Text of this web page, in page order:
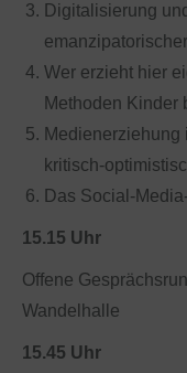
Digitalisierung
Wer erzieht hier
Methoden Kinder
Medienerziehung
kritisch-
Das Social-
15.15 Uhr
Offene
Wandelhalle
15.45 Uhr